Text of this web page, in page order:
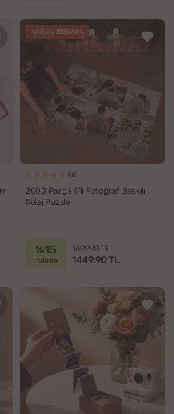
KARGO BEDAVA
(6)
2000 Parça 6'lı Fotoğraf Baskılı
Kolaj Puzzle
%15
indirim
1699.90 TL
1449.90 TL